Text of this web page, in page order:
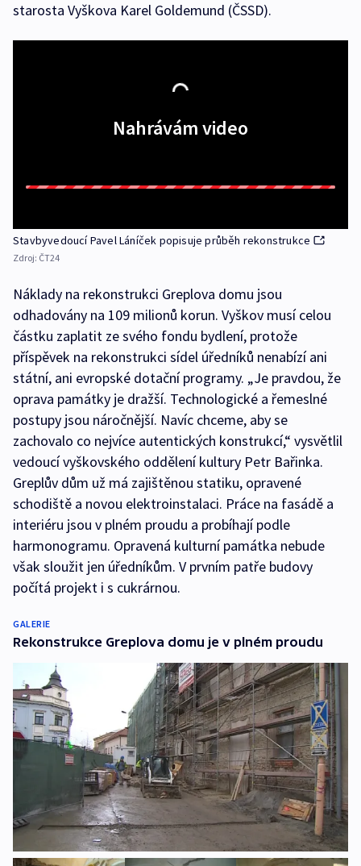
starosta Vyškova Karel Goldemund (ČSSD).
Nahrávám video
Stavbyvedoucí Pavel Láníček popisuje průběh rekonstrukce
Zdroj: ČT24
Náklady na rekonstrukci Greplova domu jsou
odhadovány na 109 milionů korun. Vyškov musí celou
částku zaplatit ze svého fondu bydlení, protože
příspěvek na rekonstrukci sídel úředníků nenabízí ani
státní, ani evropské dotační programy. „Je pravdou, že
oprava památky je dražší. Technologické a řemeslné
postupy jsou náročnější. Navíc chceme, aby se
zachovalo co nejvíce autentických konstrukcí,“ vysvětlil
vedoucí vyškovského oddělení kultury Petr Bařinka.
Greplův dům už má zajištěnou statiku, opravené
schodiště a novou elektroinstalaci. Práce na fasádě a
interiéru jsou v plném proudu a probíhají podle
harmonogramu. Opravená kulturní památka nebude
však sloužit jen úředníkům. V prvním patře budovy
počítá projekt i s cukrárnou.
GALERIE
Rekonstrukce Greplova domu je v plném proudu